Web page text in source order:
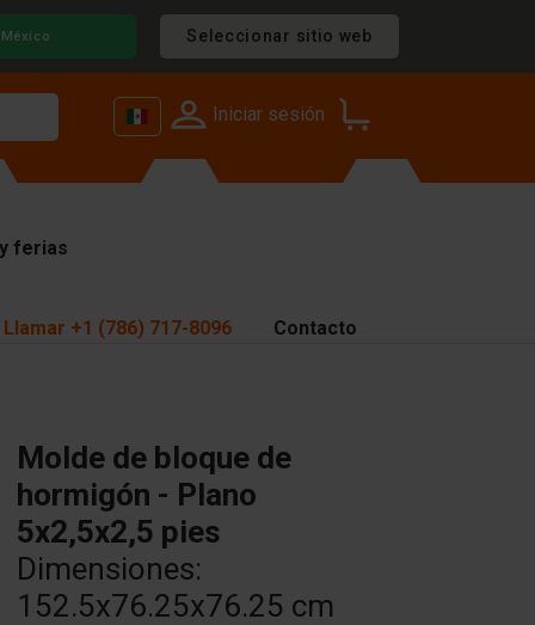
México Seleccionar sitio web
Iniciar sesión
ferias
Llamar +1 (786) 717-8096 Contacto
Molde de bloque de
hormigón - Plano
5x2,5x2,5 pies
Dimensiones:
152.5x76.25x76.25 cm